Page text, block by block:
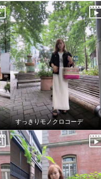
すっきりモノクロコーデ